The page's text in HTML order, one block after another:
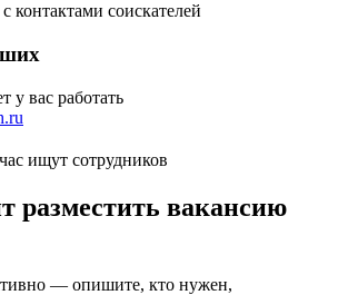
контактами соискателей
у вас работать
ищут сотрудников
разместить вакансию
— опишите, кто нужен,